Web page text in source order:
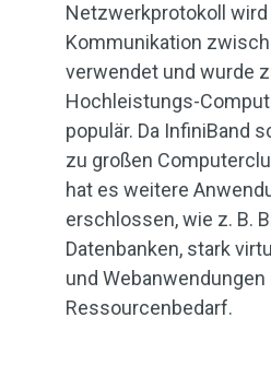
Netzwerkprotokoll
Kommunikation
verwendet und wurde
Hochleistungs-
populär. Da InfiniBand
zu großen
hat es weitere
erschlossen, wie z. B.
Datenbanken, stark
und
Ressourcenbedarf.